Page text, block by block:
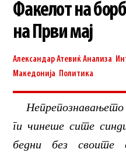
Факелот на
на Први мај
Александар Атевиќ Анализа
Македонија Политика
Непрепознавањето
ги чинеше сите
бедни без своите